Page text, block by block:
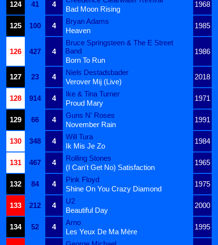
124
41 4 1968
Bad Moon Rising
125
100 4
Bryan Adams
1985
Heaven
126 427 4
Bruce Springsteen & The E Street
Band
1986
Born To Run
127
23 4
Niels Destadsbader
2018
Verover Mij (Live)
128
914 4
Ike & Tina Turner
1971
Proud Mary
129
66 4
Guns N' Roses
1991
November Rain
130
348 4
Will Tura
1984
Ik Mis Je Zo
131
467 4
Rolling Stones
1965
(I Can't Get No) Satisfaction
132
84 4
Pink Floyd
1975
Shine On You Crazy Diamond
133
212 4
U2
2000
Beautiful Day
134
52 4
Arno
1995
Les Yeux De Ma Mère